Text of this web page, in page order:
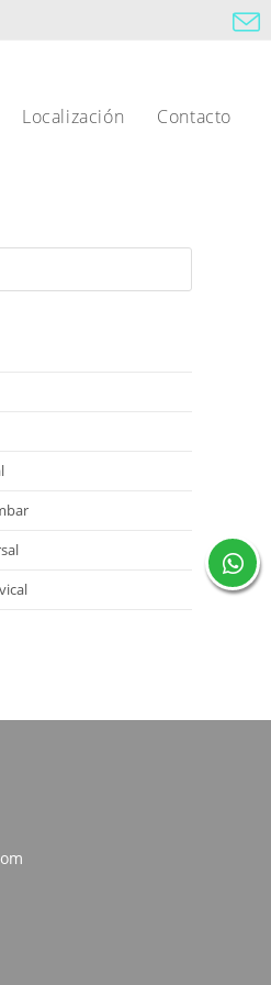
Localización Contacto